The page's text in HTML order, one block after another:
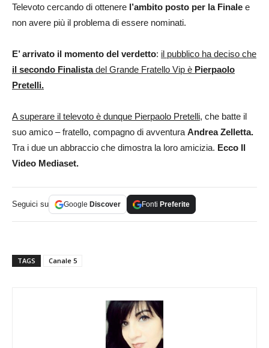
Televoto cercando di ottenere l’ambito posto per la Finale e
non avere più il problema di essere nominati.
E’ arrivato il momento del verdetto: il pubblico ha deciso che
il secondo Finalistadel Grande Fratello Vip è Pierpaolo
Pretelli.
A superare il televoto è dunque Pierpaolo Pretelli, che batte il
suo amico – fratello, compagno di avventuraAndrea Zelletta.
Tra i due un abbraccio che dimostra la loro amicizia. Ecco Il
Video Mediaset.
Seguici su Google Discover Fonti Preferite
TAGS Canale 5